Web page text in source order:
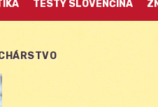
TESTY SLOVENČINA